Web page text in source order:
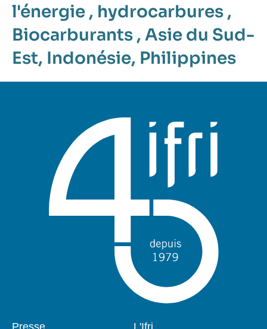
l'énergie , hydrocarbures ,
Biocarburants , Asie du Sud-
Est, Indonésie, Philippines
Pied
Presse
Navigation
L'Ifri